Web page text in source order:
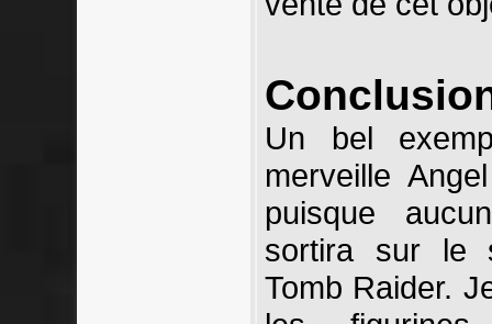
Un bel
merveille
puisque
sortira sur le
Tomb Raider.